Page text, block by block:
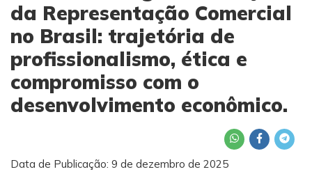
da Representação Comercial
no Brasil: trajetória de
profissionalismo, ética e
compromisso com o
desenvolvimento econômico.
Data de Publicação: 9 de dezembro de 2025